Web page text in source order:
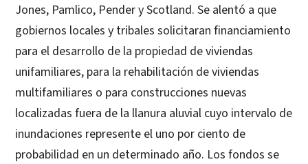
Jones, Pamlico, Pender y Scotland. Se alentó a que
gobiernos locales y tribales solicitaran financiamiento
para el desarrollo de la propiedad de viviendas
unifamiliares, para la rehabilitación de viviendas
multifamiliares o para construcciones nuevas
localizadas fuera de la llanura aluvial cuyo intervalo de
inundaciones represente el uno por ciento de
probabilidad en un determinado año. Los fondos se